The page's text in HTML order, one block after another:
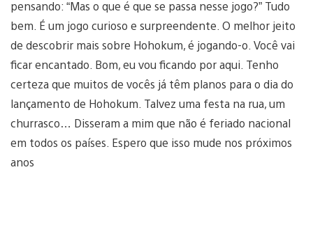
pensando: “Mas o que é que se passa nesse jogo?” Tudo
bem. É um jogo curioso e surpreendente. O melhor jeito
de descobrir mais sobre Hohokum, é jogando-o. Você vai
ficar encantado. Bom, eu vou ficando por aqui. Tenho
certeza que muitos de vocês já têm planos para o dia do
lançamento de Hohokum. Talvez uma festa na rua, um
churrasco… Disseram a mim que não é feriado nacional
em todos os países. Espero que isso mude nos próximos
anos